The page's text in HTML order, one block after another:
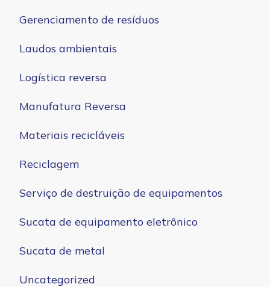
Gerenciamento de resíduos
Laudos ambientais
Logística reversa
Manufatura Reversa
Materiais recicláveis
Reciclagem
Serviço de destruição de equipamentos
Sucata de equipamento eletrônico
Sucata de metal
Uncategorized